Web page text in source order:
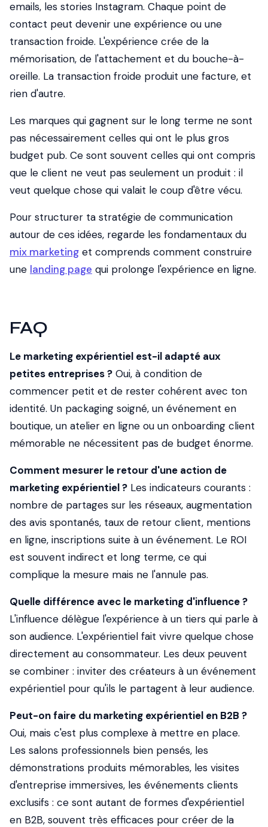
emails, les stories Instagram. Chaque point de
contact peut devenir une expérience ou une
transaction froide. L'expérience crée de la
mémorisation, de l'attachement et du bouche-à-
oreille. La transaction froide produit une facture, et
rien d'autre.
Les marques qui gagnent sur le long terme ne sont
pas nécessairement celles qui ont le plus gros
budget pub. Ce sont souvent celles qui ont compris
que le client ne veut pas seulement un produit : il
veut quelque chose qui valait le coup d'être vécu.
Pour structurer ta stratégie de communication
autour de ces idées, regarde les fondamentaux du
mix marketing et comprends comment construire
une landing page qui prolonge l'expérience en ligne.
FAQ
Le marketing expérientiel est-il adapté aux
petites entreprises ? Oui, à condition de
commencer petit et de rester cohérent avec ton
identité. Un packaging soigné, un événement en
boutique, un atelier en ligne ou un onboarding client
mémorable ne nécessitent pas de budget énorme.
Comment mesurer le retour d'une action de
marketing expérientiel ? Les indicateurs courants :
nombre de partages sur les réseaux, augmentation
des avis spontanés, taux de retour client, mentions
en ligne, inscriptions suite à un événement. Le ROI
est souvent indirect et long terme, ce qui
complique la mesure mais ne l'annule pas.
Quelle différence avec le marketing d'influence ?
L'influence délègue l'expérience à un tiers qui parle à
son audience. L'expérientiel fait vivre quelque chose
directement au consommateur. Les deux peuvent
se combiner : inviter des créateurs à un événement
expérientiel pour qu'ils le partagent à leur audience.
Peut-on faire du marketing expérientiel en B2B ?
Oui, mais c'est plus complexe à mettre en place.
Les salons professionnels bien pensés, les
démonstrations produits mémorables, les visites
d'entreprise immersives, les événements clients
exclusifs : ce sont autant de formes d'expérientiel
en B2B, souvent très efficaces pour créer de la